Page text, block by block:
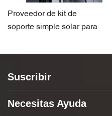
Proveedor de kit de
soporte simple solar para
Suscribir
Necesitas Ayuda